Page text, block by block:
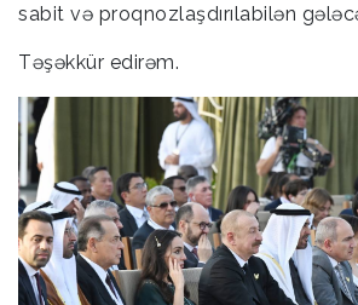
sabit və proqnozlaşdırılabilən
Təşəkkür edirəm.